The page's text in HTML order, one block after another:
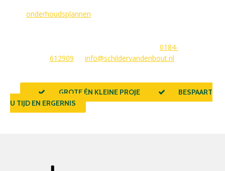
onderhoudsplannen
0184-
612909
info@schildervandenbout.nl
GROTE ÉN KLEINE PROJECTEN
BESPAART
U TIJD EN ERGERNIS